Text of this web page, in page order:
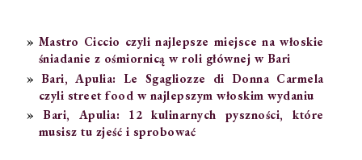
Mastro Ciccio czyli najlepsze miejsce na włoskie
śniadanie z ośmiornicą w roli głównej w Bari
Bari, Apulia: Le Sgagliozze di Donna Carmela
czyli street food w najlepszym włoskim wydaniu
Bari, Apulia: 12 kulinarnych pyszności, które
musisz tu zjeść i sprobować